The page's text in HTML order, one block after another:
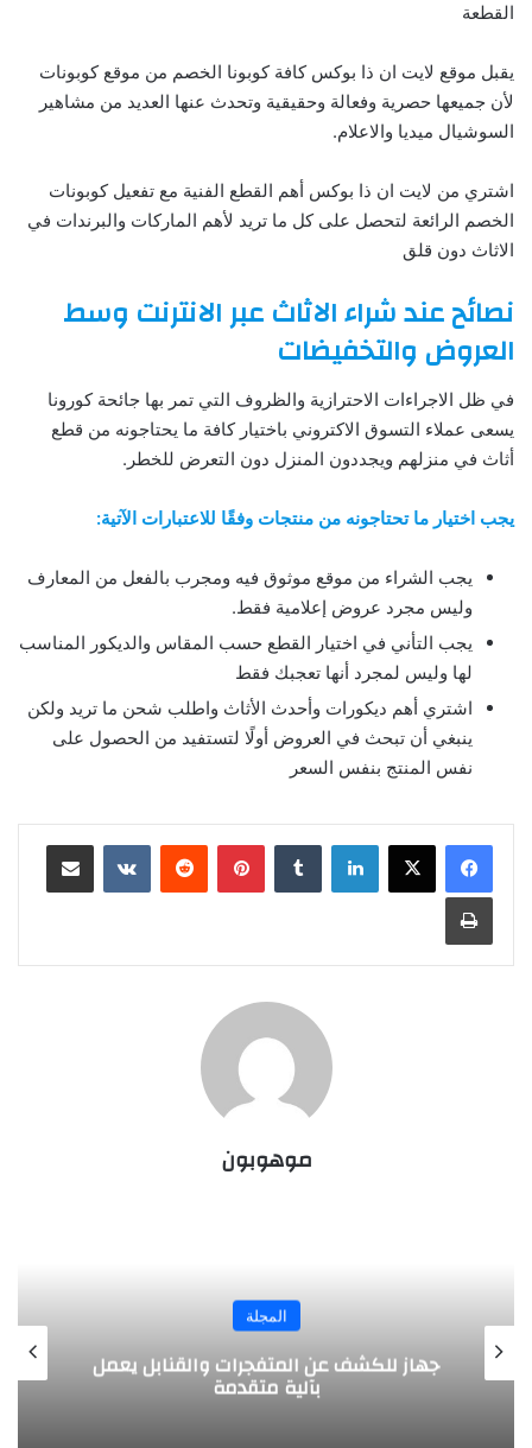
القطعة
يقبل موقع لايت ان ذا بوكس كافة كوبونا الخصم من موقع كوبونات
لأن جميعها حصرية وفعالة وحقيقية وتحدث عنها العديد من مشاهير
السوشيال ميديا والاعلام.
اشتري من لايت ان ذا بوكس أهم القطع الفنية مع تفعيل كوبونات
الخصم الرائعة لتحصل على كل ما تريد لأهم الماركات والبرندات في
الاثاث دون قلق
نصائح عند شراء الاثاث عبر الانترنت وسط
العروض والتخفيضات
في ظل الاجراءات الاحترازية والظروف التي تمر بها جائحة كورونا
يسعى عملاء التسوق الاكتروني باختيار كافة ما يحتاجونه من قطع
أثاث في منزلهم ويجددون المنزل دون التعرض للخطر.
يجب اختيار ما تحتاجونه من منتجات وفقًا للاعتبارات الآتية:
يجب الشراء من موقع موثوق فيه ومجرب بالفعل من المعارف
وليس مجرد عروض إعلامية فقط.
يجب التأني في اختيار القطع حسب المقاس والديكور المناسب
لها وليس لمجرد أنها تعجبك فقط
اشتري أهم ديكورات وأحدث الأثاث واطلب شحن ما تريد ولكن
ينبغي أن تبحث في العروض أولًا لتستفيد من الحصول على
نفس المنتج بنفس السعر
لينكدإن بينتيريست مشاركة عبر البريد
طباعة
موهوبون
اختراعات
ابتكار رئة اصطناعية جديدة